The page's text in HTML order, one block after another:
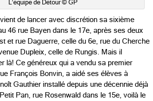
L’équipe de Détour © GP
de lancer avec discrétion sa sixième
46 rue Bayen dans le 17e, après ses deux
et rue Daguerre, celle du 6e, rue du Cherche
Dupleix, celle de Rungis. Mais il
là! Ce généreux qui a vendu sa premier
François Bonvin, a aidé ses élèves à
Gauthier installé depuis une décennie déjà
Pan, rue Rosenwald dans le 15e, voilà le